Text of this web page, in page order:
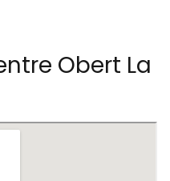
Obert La